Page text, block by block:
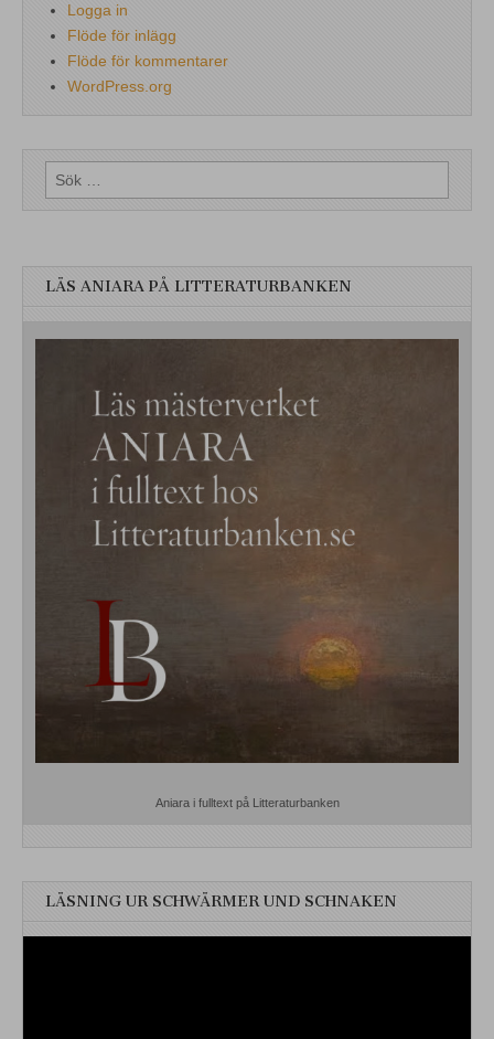
Logga in
Flöde för inlägg
Flöde för kommentarer
WordPress.org
Sök
efter:
LÄS ANIARA PÅ LITTERATURBANKEN
Aniara i fulltext på Litteraturbanken
LÄSNING UR SCHWÄRMER UND SCHNAKEN